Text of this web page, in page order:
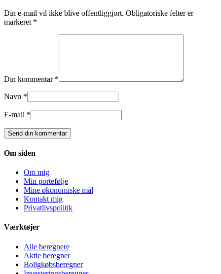
Din e-mail vil ikke blive offentliggjort. Obligatoriske felter er
markeret *
Din kommentar *
Navn *
E-mail *
Om siden
Om mig
Min portefølje
Mine økonomiske mål
Kontakt mig
Privatlivspolitik
Værktøjer
Alle beregnere
Aktie beregner
Boligkøbsberegner